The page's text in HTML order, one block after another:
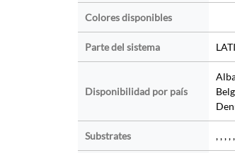
Colores disponibles
Parte del sistema
Disponibilidad por país
Substrates , , ,